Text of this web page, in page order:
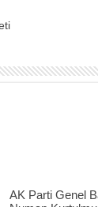
AK Parti Genel